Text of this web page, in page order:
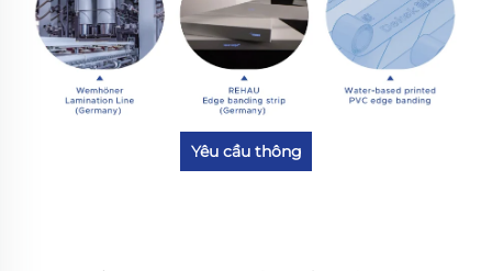
Yêu cầu thông